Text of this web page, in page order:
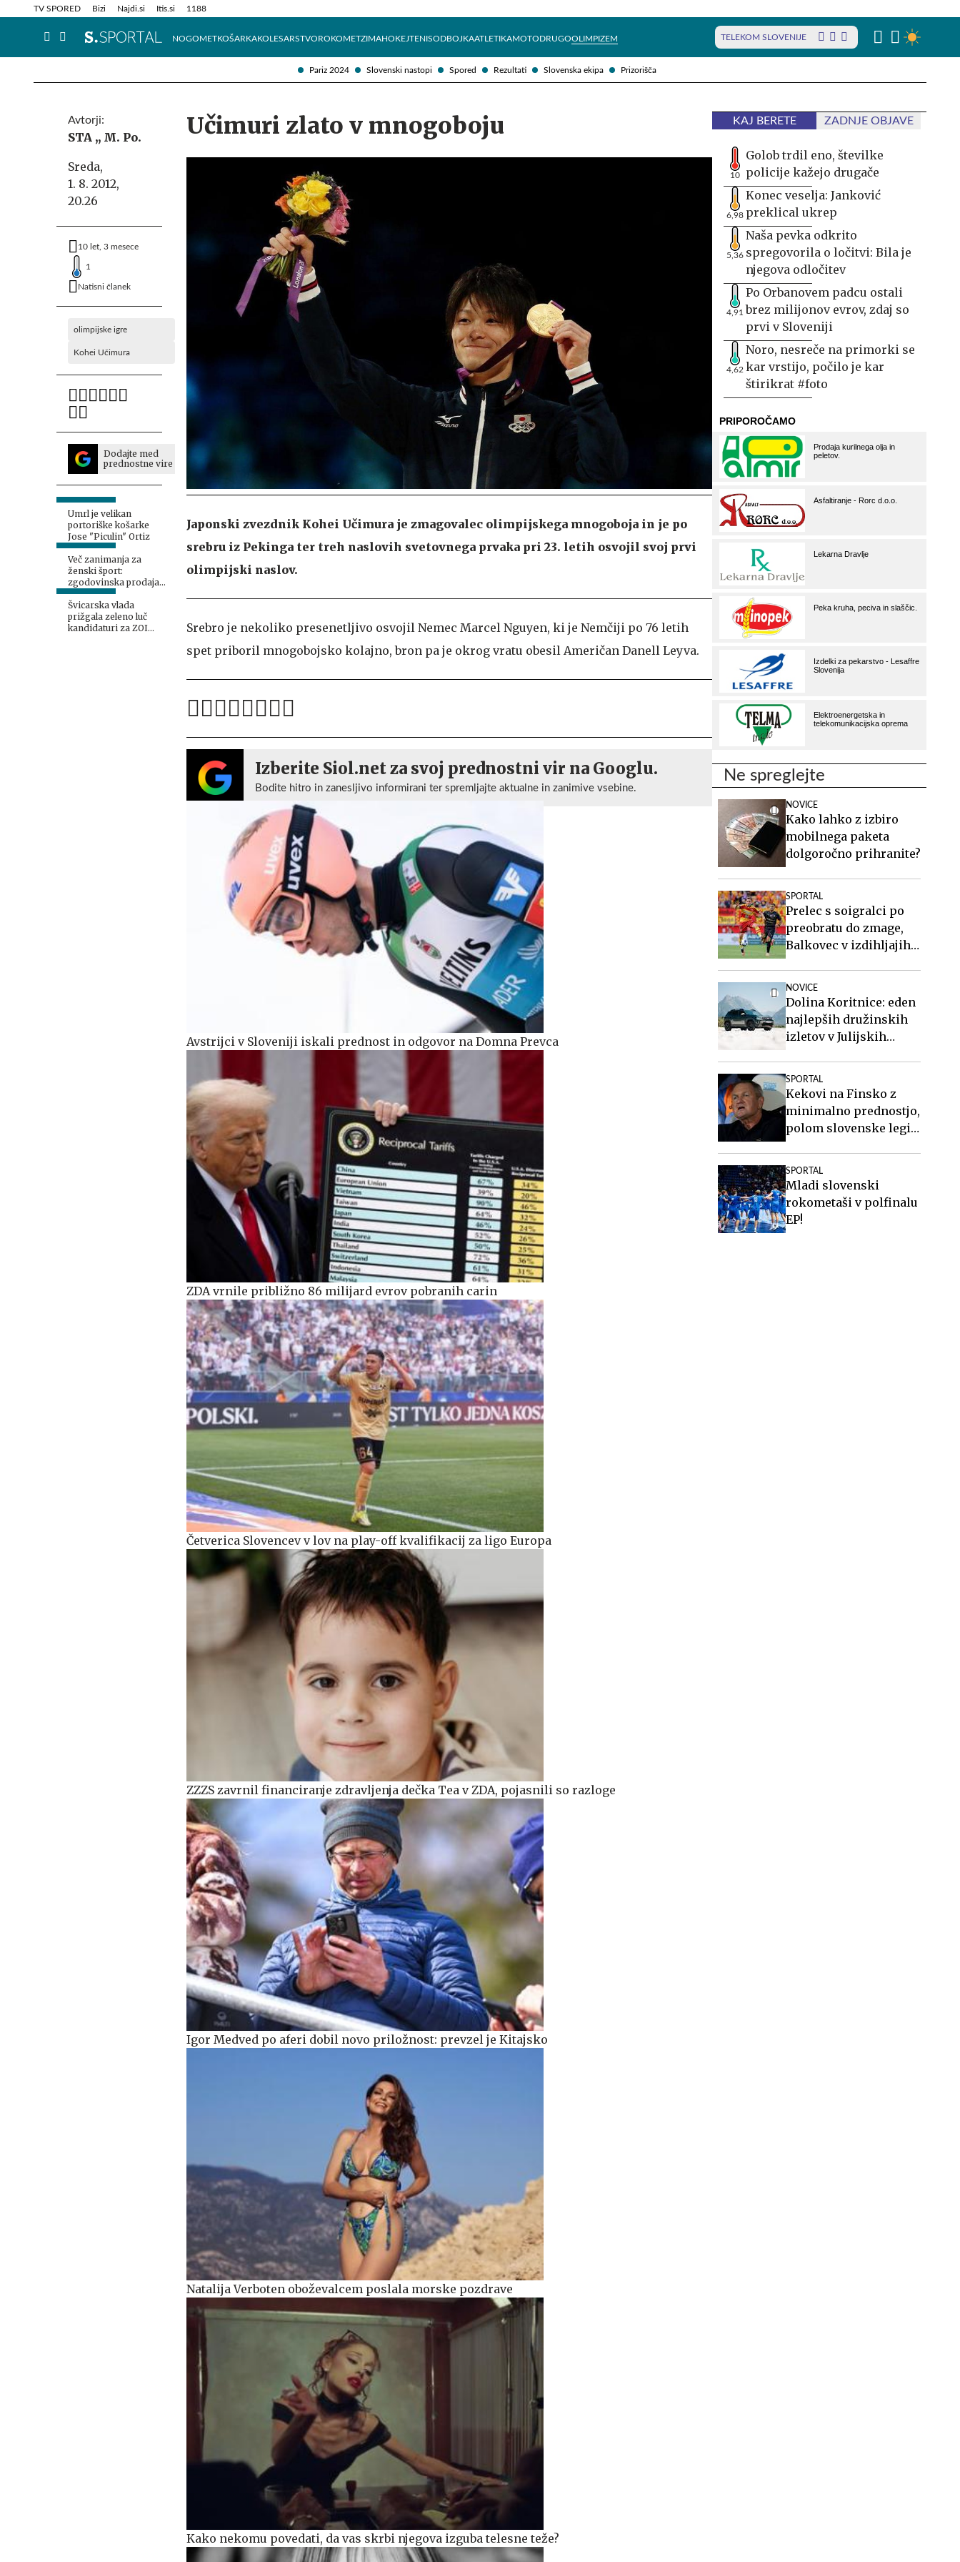
Pariz 2024 Slovenski nastopi Spored Rezultati Slovenska ekipa Prizorišča
TV SPORED Bizi Najdi.si Itis.si 1188
NOGOMETKOŠARKAKOLESARSTVOROKOMETZIMAHOKEJTENISODBOJKAATLETIKAMOTODRUGOOLIMPIZEM TELEKOM SLOVENIJE
Info in obvestila Tehnik
Avtorji:
STA ,, M. Po.
Sreda,
1. 8. 2012,
20.26
10 let, 3 mesece
1
Natisni članek
olimpijske igre
Kohei Učimura
Dodajte med
prednostne vire
Umrl je velikan
portoriške košarke
Jose "Piculin" Ortiz
Več zanimanja za
ženski šport:
zgodovinska prodaja
za olimpijske igre
Švicarska vlada
prižgala zeleno luč
kandidaturi za ZOI
Učimuri zlato v mnogoboju
Japonski zvezdnik Kohei Učimura je zmagovalec olimpijskega mnogoboja in je po
srebru iz Pekinga ter treh naslovih svetovnega prvaka pri 23. letih osvojil svoj prvi
olimpijski naslov.
Srebro je nekoliko presenetljivo osvojil Nemec Marcel Nguyen, ki je Nemčiji po 76 letih
spet priboril mnogobojsko kolajno, bron pa je okrog vratu obesil Američan Danell Leyva.
Izberite Siol.net za svoj prednostni vir na Googlu.
Bodite hitro in zanesljivo informirani ter spremljajte aktualne in zanimive vsebine.
Avstrijci v Sloveniji iskali prednost in odgovor na Domna Prevca
ZDA vrnile približno 86 milijard evrov pobranih carin
Četverica Slovencev v lov na play-off kvalifikacij za ligo Europa
ZZZS zavrnil financiranje zdravljenja dečka Tea v ZDA, pojasnili so razloge
Igor Medved po aferi dobil novo priložnost: prevzel je Kitajsko
Natalija Verboten oboževalcem poslala morske pozdrave
Kako nekomu povedati, da vas skrbi njegova izguba telesne teže?
KAJ BERETE ZADNJE OBJAVE
10
Golob trdil eno, številke
policije kažejo drugače
6,98
Konec veselja: Janković
preklical ukrep
5,36
Naša pevka odkrito
spregovorila o ločitvi: Bila je
njegova odločitev
4,91
Po Orbanovem padcu ostali
brez milijonov evrov, zdaj so
prvi v Sloveniji
4,62
Noro, nesreče na primorki se
kar vrstijo, počilo je kar
štirikrat #foto
Ne spreglejte
NOVICE
Kako lahko z izbiro
mobilnega paketa
dolgoročno prihranite?
SPORTAL
Prelec s soigralci po
preobratu do zmage,
Balkovec v izdihljajih
NOVICE
Dolina Koritnice: eden
najlepših družinskih
izletov v Julijskih
SPORTAL
Kekovi na Finsko z
minimalno prednostjo,
polom slovenske legije
SPORTAL
Mladi slovenski
rokometaši v polfinalu
EP!